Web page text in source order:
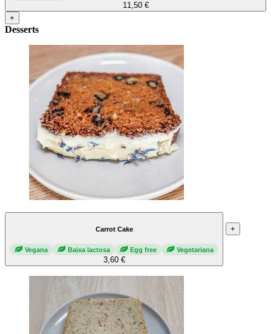
11,50 €
+
Desserts
Carrot Cake
Vegana Baixa lactosa Egg free Vegetariana
3,60 €
+